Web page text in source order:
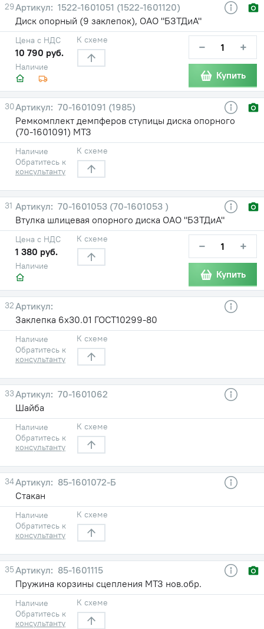
29
1522-1601051 (1522-1601120)
Диск опорный (9 заклепок), ОАО "БЗТДиА"
Наличие
Цена с НДС
10 790 руб.
К схеме − +
Купить
30
70-1601091 (1985)
Ремкомплект демпферов ступицы диска опорного
(70-1601091) МТЗ
Наличие
Обратитесь к
консультанту
К схеме
31
70-1601053 (70-1601053 )
Втулка шлицевая опорного диска ОАО "БЗТДиА"
Наличие
Цена с НДС
1 380 руб.
К схеме − +
Купить
32
Заклепка 6х30.01 ГОСТ10299-80
Наличие
Обратитесь к
консультанту
К схеме
33
70-1601062
Шайба
Наличие
Обратитесь к
консультанту
К схеме
34
85-1601072-Б
Стакан
Наличие
Обратитесь к
консультанту
К схеме
35
85-1601115
Пружина корзины сцепления МТЗ нов.обр.
Наличие
Обратитесь к
консультанту
К схеме